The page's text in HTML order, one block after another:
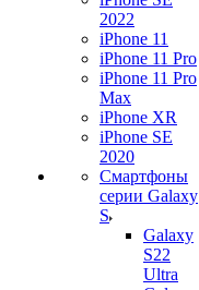
2022
iPhone 11
iPhone 11 Pro
iPhone 11 Pro
Max
iPhone XR
iPhone SE
2020
Смартфоны
серии Galaxy
S
Galaxy
S22
Ultra